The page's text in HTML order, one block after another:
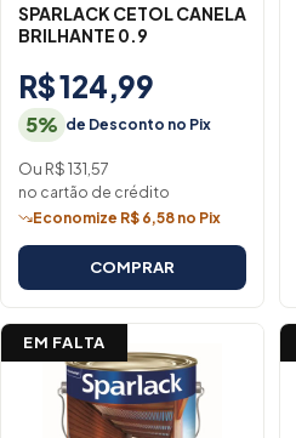
SPARLACK CETOL CANELA
BRILHANTE 0.9
R$ 124,99
5% de Desconto no Pix
Ou R$ 131,57
no cartão de crédito
Economize R$ 6,58 no Pix
COMPRAR
EM FALTA